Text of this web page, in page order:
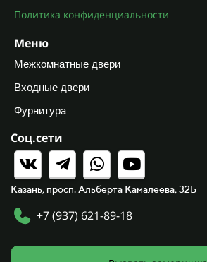
Политика конфиденциальности
Меню
Межкомнатные двери
Входные двери
Фурнитура
Соц.сети
Казань, просп. Альберта Камалеева, 32Б
+7 (937) 621-89-18